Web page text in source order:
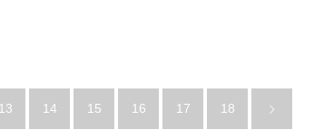
13 14 15 16 17 18